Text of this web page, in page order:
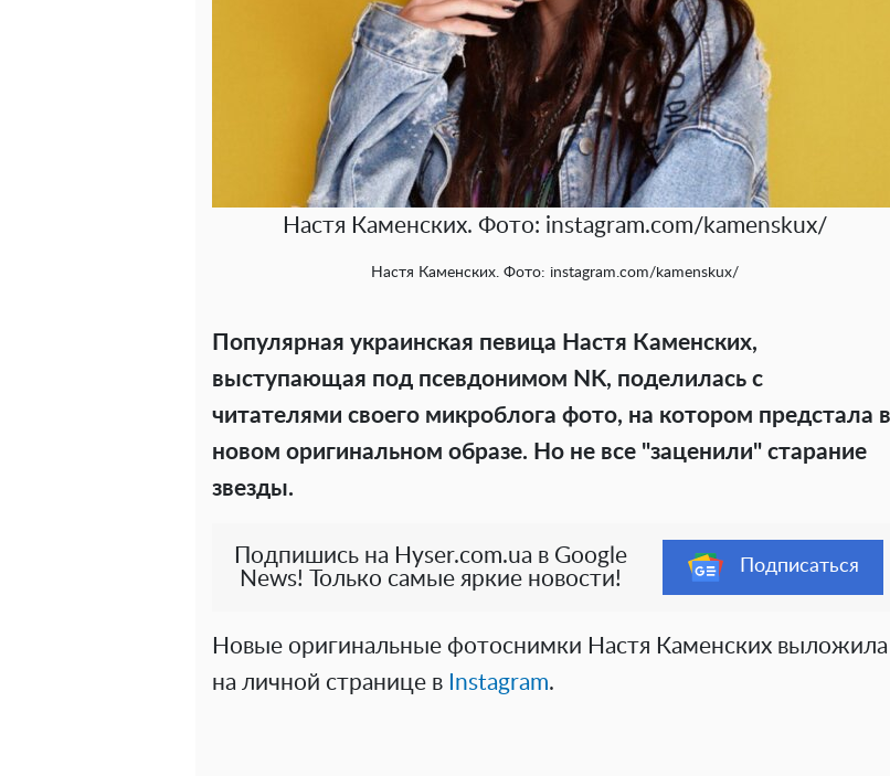
Настя Каменских. Фото: instagram.com/kamenskux/
Настя Каменских. Фото: instagram.com/kamenskux/
Популярная украинская певица Настя Каменских,
выступающая под псевдонимом NK, поделилась с
читателями своего микроблога фото, на котором предстала в
новом оригинальном образе. Но не все "заценили" старание
звезды.
Подпишись на Hyser.com.ua в Google
News! Только самые яркие новости!
Подписаться
Новые оригинальные фотоснимки Настя Каменских выложила
на личной странице в Instagram.